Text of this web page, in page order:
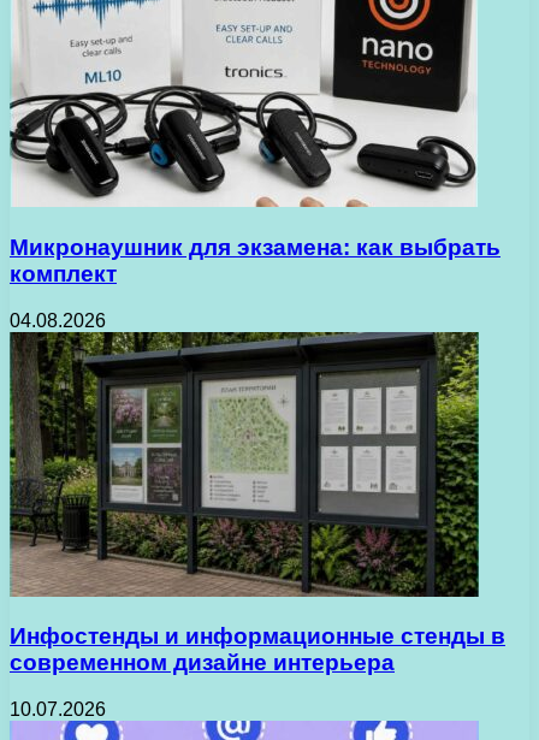
Микронаушник для экзамена: как выбрать
комплект
04.08.2026
Инфостенды и информационные стенды в
современном дизайне интерьера
10.07.2026